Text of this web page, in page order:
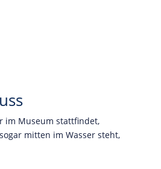
im Museum stattfindet,
mitten im Wasser steht,